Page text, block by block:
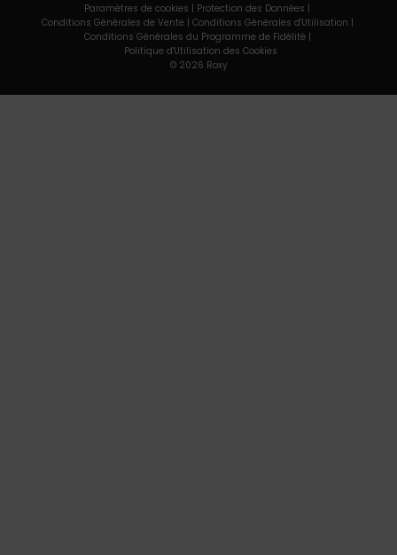
Paramètres de cookies | Protection des Données |
Conditions Générales de Vente | Conditions Générales d'Utilisation |
Conditions Générales du Programme de Fidélité |
Politique d'Utilisation des Cookies
© 2026 Roxy